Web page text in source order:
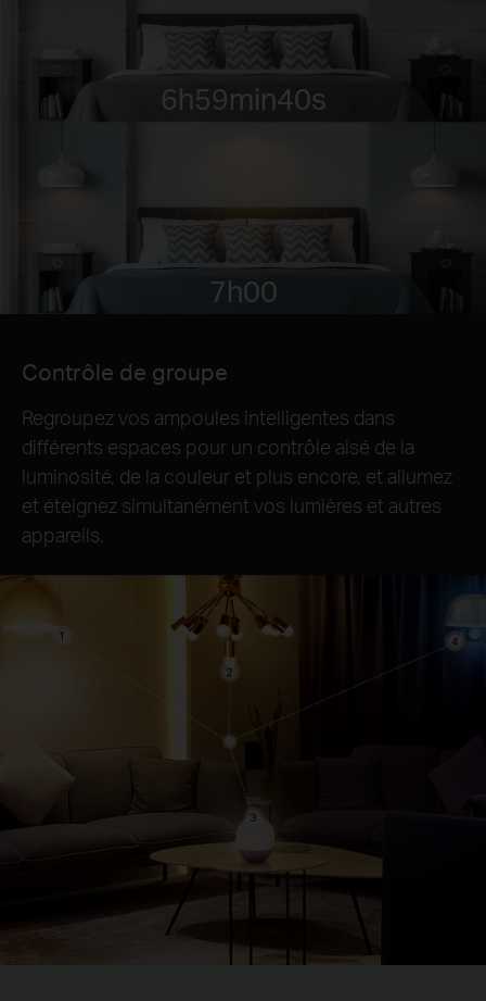
6h59min40s
7h00
Contrôle de groupe
Regroupez vos ampoules intelligentes dans
différents espaces pour un contrôle aisé de la
luminosité, de la couleur et plus encore, et allumez
et éteignez simultanément vos lumières et autres
appareils.